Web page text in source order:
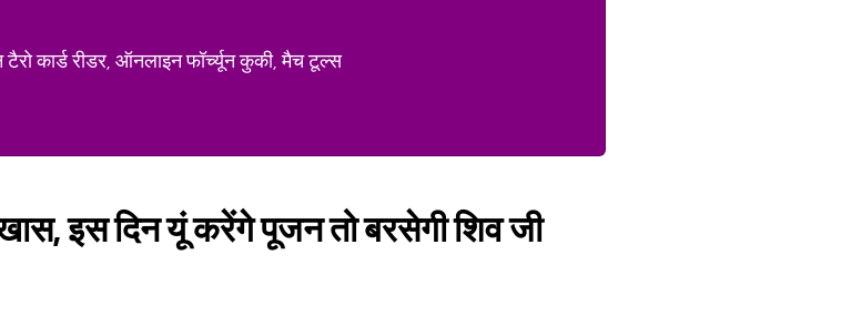
कार्ड रीडर, ऑनलाइन फॉर्च्यून कुकी, मैच टूल्स
इस दिन यूं करेंगे पूजन तो बरसेगी शिव जी